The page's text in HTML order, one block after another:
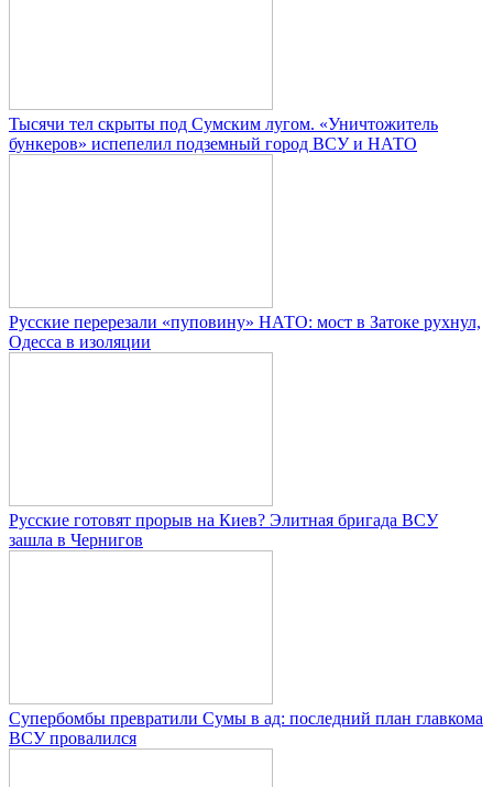
Тысячи тел скрыты под Сумским лугом. «Уничтожитель
бункеров» испепелил подземный город ВСУ и НАТО
Русские перерезали «пуповину» НАТО: мост в Затоке рухнул,
Одесса в изоляции
Русские готовят прорыв на Киев? Элитная бригада ВСУ
зашла в Чернигов
Супербомбы превратили Сумы в ад: последний план главкома
ВСУ провалился